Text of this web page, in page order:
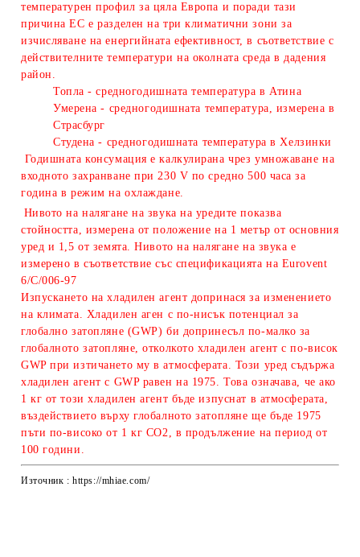
температурен профил за цяла Европа и поради тази
причина ЕС е разделен на три климатични зони за
изчисляване на енергийната ефективност, в съответствие с
действителните температури на околната среда в дадения
район.
Топла - средногодишната температура в Атина
Умерена - средногодишната температура, измерена в
Страсбург
Студена - средногодишната температура в Хелзинки
Годишната консумация е калкулирана чрез умножаване на
входното захранване при 230 V по средно 500 часа за
година в режим на охлаждане.
Нивото на налягане на звука на уредите показва
стойността, измерена от положение на 1 метър от основния
уред и 1,5 от земята. Нивото на налягане на звука е
измерено в съответствие със спецификацията на Eurovent
6/C/006-97
Изпускането на хладилен агент допринася за изменението
на климата. Хладилен аген с по-нисък потенциал за
глобално затопляне (GWP) би допринесъл по-малко за
глобалното затопляне, отколкото хладилен агент с по-висок
GWP при изтичането му в атмосферата. Този уред съдържа
хладилен агент с GWP равeн на 1975. Това означава, че ако
1 кг от този хладилен агент бъде изпуснат в атмосферата,
въздействието върху глобалното затопляне ще бъде 1975
пъти по-високо от 1 кг CO2, в продължение на период от
100 години.
Източник : https://mhiae.com/